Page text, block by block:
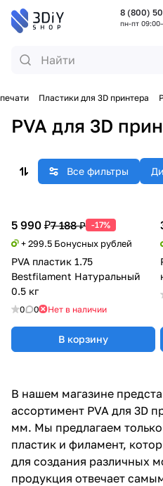
8 (800)
пн-пт
Пластики для 3D принтера
PVA для 3D
Все фильтры
5 990 ₽7 188 ₽ -17%
+ 299.5 Бонусных рублей
PVA пластик 1.75
Bestfilament Натуральный
0.5 кг
0 0 Нет в наличии
В корзину
В нашем магазине
ассортимент PVA для 3D
мм. Мы предлагаем
пластик и филамент,
для создания различных
продукция отвечает